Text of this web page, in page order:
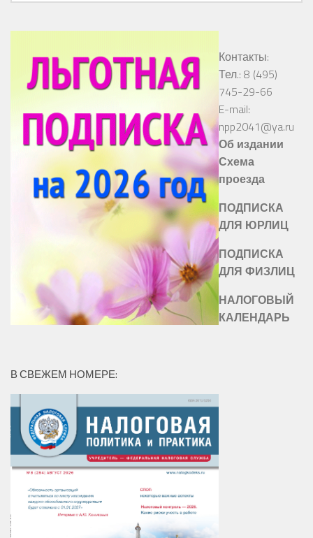
Контакты:
Тел.: 8 (495)
745-29-66
E-mail:
npp2041@ya.ru
Об издании
Схема
проезда
ПОДПИСКА
ДЛЯ ЮРЛИЦ
ПОДПИСКА
ДЛЯ ФИЗЛИЦ
НАЛОГОВЫЙ
КАЛЕНДАРЬ
В СВЕЖЕМ НОМЕРЕ: